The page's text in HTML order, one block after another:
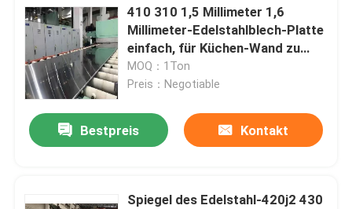
410 310 1,5 Millimeter 1,6
Millimeter-Edelstahlblech-Platte
einfach, für Küchen-Wand zu
verbiegen
MOQ：1Ton
Preis：Negotiable
Bestpreis Kontakt
Spiegel des Edelstahl-420j2 430